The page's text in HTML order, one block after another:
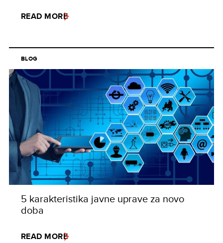
READ MORE
BLOG
5 karakteristika javne uprave za novo
doba
READ MORE